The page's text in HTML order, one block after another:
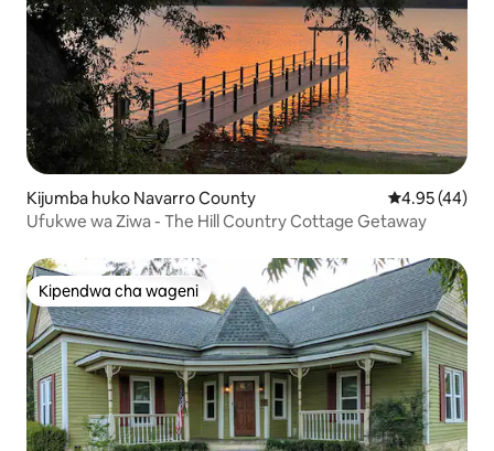
Kijumba huko Navarro County Ukadiriaji wa
4.95 (44)
Ufukwe wa Ziwa - The Hill Country Cottage Getaway
Kipendwa cha wageni
Kipendwa cha wageni